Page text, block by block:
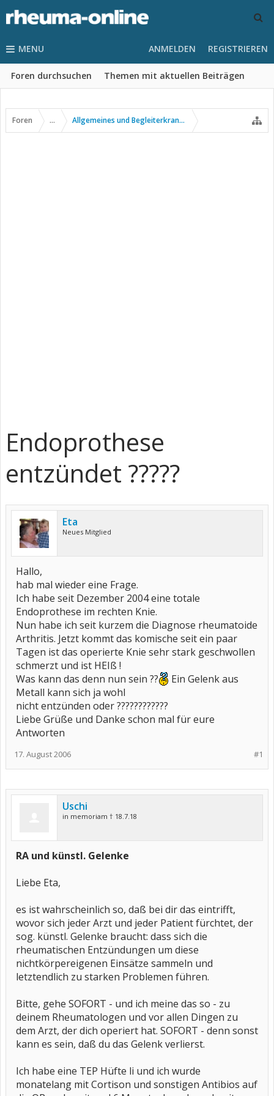
MENU
Foren durchsuchen Themen mit aktuellen Beiträgen
ANMELDEN REGISTRIEREN
Foren ... Allgemeines und Begleiterkrankungen
Endoprothese
entzündet ?????
Eta
Neues Mitglied
Hallo,
hab mal wieder eine Frage.
Ich habe seit Dezember 2004 eine totale
Endoprothese im rechten Knie.
Nun habe ich seit kurzem die Diagnose rheumatoide
Arthritis. Jetzt kommt das komische seit ein paar
Tagen ist das operierte Knie sehr stark geschwollen
schmerzt und ist HEIß !
Was kann das denn nun sein ??
Ein Gelenk aus
Metall kann sich ja wohl
nicht entzünden oder ????????????
Liebe Grüße und Danke schon mal für eure
Antworten
#1
17. August 2006
Uschi
in memoriam † 18.7.18
RA und künstl. Gelenke
Liebe Eta,
es ist wahrscheinlich so, daß bei dir das eintrifft,
wovor sich jeder Arzt und jeder Patient fürchtet, der
sog. künstl. Gelenke braucht: dass sich die
rheumatischen Entzündungen um diese
nichtkörpereigenen Einsätze sammeln und
letztendlich zu starken Problemen führen.
Bitte, gehe SOFORT - und ich meine das so - zu
deinem Rheumatologen und vor allen Dingen zu
dem Arzt, der dich operiert hat. SOFORT - denn sonst
kann es sein, daß du das Gelenk verlierst.
Ich habe eine TEP Hüfte li und ich wurde
monatelang mit Cortison und sonstigen Antibios auf